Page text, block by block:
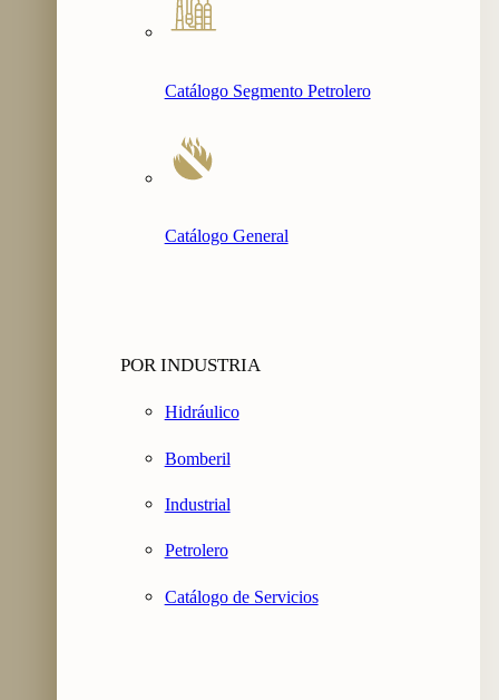
Catálogo Segmento Petrolero
Catálogo General
POR INDUSTRIA
Hidráulico
Bomberil
Industrial
Petrolero
Catálogo de Servicios